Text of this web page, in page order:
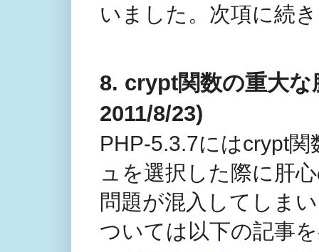
いました。次項に続
8. crypt関数の重大な
2011/8/23)
PHP-5.3.7にはcrypt
ュを選択した際に肝
問題が混入してしま
ついては以下の記事